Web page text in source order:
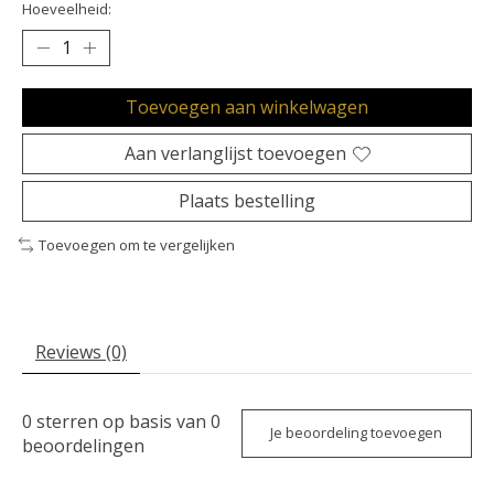
Hoeveelheid:
Toevoegen aan winkelwagen
Aan verlanglijst toevoegen
Plaats bestelling
Toevoegen om te vergelijken
Reviews (0)
0 sterren op basis van 0
beoordelingen
Je beoordeling toevoegen